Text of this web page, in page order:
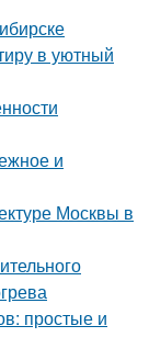
в уютный
и
Москвы в
простые и